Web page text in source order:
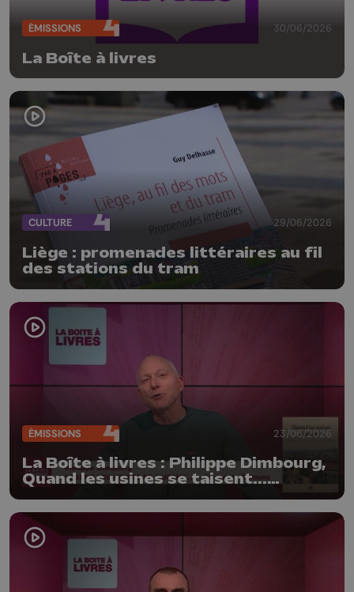
ÉMISSIONS 30/06/2026
La Boîte à livres
CULTURE 29/06/2026
Liège : promenades littéraires au fil
des stations du tram
ÉMISSIONS 23/06/2026
La Boîte à livres : Philippe Dimbourg,
Quand les usines se taisent...
(Farfadets Editions)